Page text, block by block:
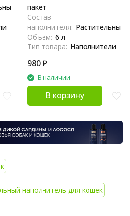
кошачьего туалета с
активированным углем, без
ароматизатора - 6 л
пакет
Состав
наполнителя: Растительный
Объем: 6 л
Тип товара: Наполнители
980₽
В наличии
В корзину
наполнитель для кошек